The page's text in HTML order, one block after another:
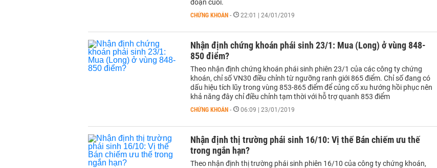
đoạn cuối.
CHỨNG KHOÁN - 22:01 | 24/01/2019
Nhận định chứng khoán phái sinh 23/1: Mua (Long) ở vùng 848-
850 điểm?
Theo nhận định chứng khoán phái sinh phiên 23/1 của các công ty chứng
khoán, chỉ số VN30 điều chỉnh từ ngưỡng ranh giới 865 điểm. Chỉ số đang có
dấu hiệu tích lũy trong vùng 853-865 điểm để củng cố xu hướng hồi phục nên
khả năng đây chỉ điều chỉnh tạm thời với hỗ trợ quanh 853 điểm
CHỨNG KHOÁN - 06:09 | 23/01/2019
Nhận định thị trường phái sinh 16/10: Vị thế Bán chiếm ưu thế
trong ngắn hạn?
Theo nhận định thị trường phái sinh phiên 16/10 của công ty chứng khoán,